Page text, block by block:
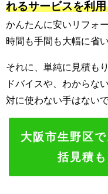
れるサービスを利
かんたんに安いリフォ
時間も手間も大幅に省
それに、単純に見積も
ドバイスや、わからな
対に使わない手はないで
大阪市生野区
括見積